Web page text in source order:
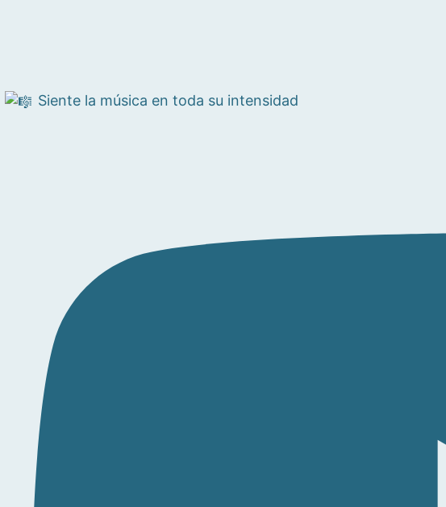
Siente la música en toda su intensidad